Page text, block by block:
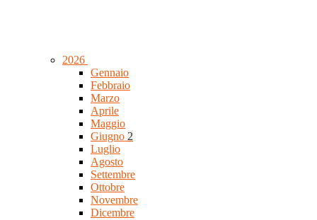
2026
Gennaio
Febbraio
Marzo
Aprile
Maggio
Giugno 2
Luglio
Agosto
Settembre
Ottobre
Novembre
Dicembre